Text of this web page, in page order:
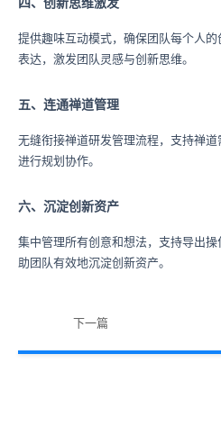
四、创新思维激发
提供趣味互动模式，确保团队每个人
表达，激发团队灵感与创新思维。
五、连通禅道管理
无缝衔接禅道研发管理流程，支持禅
进行规划协作。
六、沉淀创新资产
集中管理所有创意和想法，支持导出
助团队有效地沉淀创新资产。
下一篇